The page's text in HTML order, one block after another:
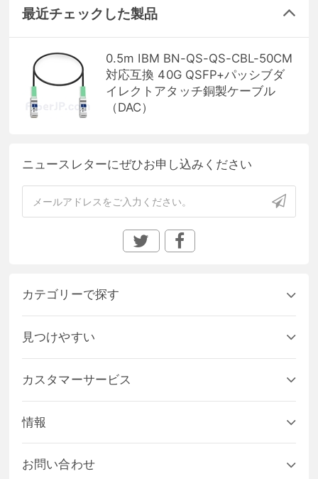
最近チェックした製品
0.5m IBM BN-QS-QS-CBL-50CM
対応互換 40G QSFP+パッシブダ
イレクトアタッチ銅製ケーブル
（DAC）
ニュースレターにぜひお申し込みください
カテゴリーで探す
見つけやすい
カスタマーサービス
情報
お問い合わせ